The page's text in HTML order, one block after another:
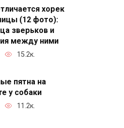
хорек
(12 фото):
зверьков и
между ними
15.2к.
пятна на
у собаки
11.2к.